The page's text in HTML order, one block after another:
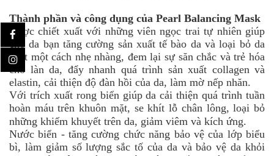
Thành phần và công dụng của Pearl Balancing Mask
Được chiết xuất với những viên ngọc trai tự nhiên giúp
cho da bạn tăng cường sản xuất tế bào da và loại bỏ da
chết một cách nhẹ nhàng, đem lại sự săn chắc và trẻ hóa
cho làn da, đẩy nhanh quá trình sản xuất collagen và
elastin, cải thiện độ đàn hồi của da, làm mờ nếp nhăn.
Với trích xuất rong biển giúp da cải thiện quá trình tuần
hoàn máu trên khuôn mặt, se khít lỗ chân lông, loại bỏ
những khiếm khuyết trên da, giảm viêm và kích ứng. ⠀
Nước biển - tăng cường chức năng bảo vệ của lớp biểu
bì, làm giảm số lượng sắc tố của da và bảo vệ da khỏi